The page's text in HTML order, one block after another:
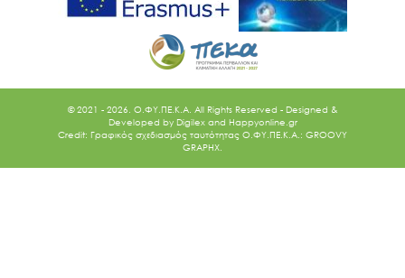
© 2021 - 2026. O.ΦΥ.ΠΕ.Κ.Α. All Rights Reserved - Designed &
Developed by Digilex and Happyonline.gr
Credit: Γραφικός σχεδιασμός ταυτότητας Ο.ΦΥ.ΠΕ.Κ.Α.: GROOVY
GRAPHX.